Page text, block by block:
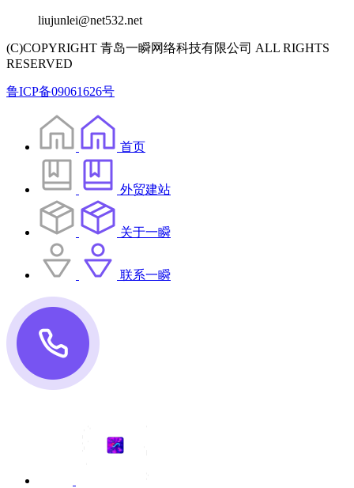
liujunlei@net532.net
(C)COPYRIGHT 青岛一瞬网络科技有限公司 ALL RIGHTS
RESERVED
鲁ICP备09061626号
首页
外贸建站
关于一瞬
联系一瞬